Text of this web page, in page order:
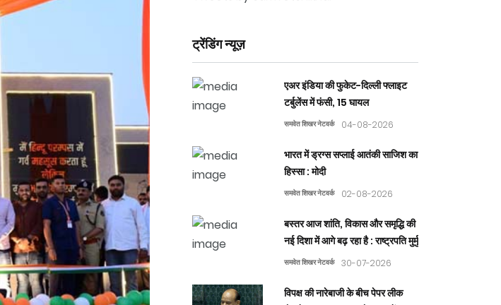
ट्रेंडिंग न्यूज़
एअर इंडिया की फुकेट-दिल्ली फ्लाइट
टर्बुलेंस में फंसी, 15 घायल
समवेत शिखर नेटवर्क 04-08-2026
भारत में ड्रग्स सप्लाई आतंकी साजिश का
हिस्सा : मोदी
समवेत शिखर नेटवर्क 02-08-2026
बस्तर आज शांति, विकास और समृद्धि की
नई दिशा में आगे बढ़ रहा है : राष्ट्रपति मुर्मु
समवेत शिखर नेटवर्क 30-07-2026
विपक्ष की नारेबाजी के बीच पेपर लीक